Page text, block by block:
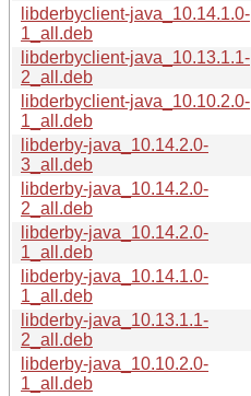
libderbyclient-java_10.14.1.0-
1_all.deb
libderbyclient-java_10.13.1.1-
2_all.deb
libderbyclient-java_10.10.2.0-
1_all.deb
libderby-java_10.14.2.0-
3_all.deb
libderby-java_10.14.2.0-
2_all.deb
libderby-java_10.14.2.0-
1_all.deb
libderby-java_10.14.1.0-
1_all.deb
libderby-java_10.13.1.1-
2_all.deb
libderby-java_10.10.2.0-
1_all.deb